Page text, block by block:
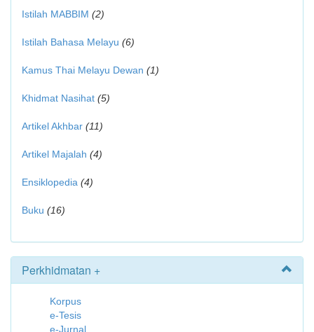
Istilah MABBIM (2)
Istilah Bahasa Melayu (6)
Kamus Thai Melayu Dewan (1)
Khidmat Nasihat (5)
Artikel Akhbar (11)
Artikel Majalah (4)
Ensiklopedia (4)
Buku (16)
Perkhidmatan +
Korpus
e-Tesis
e-Jurnal